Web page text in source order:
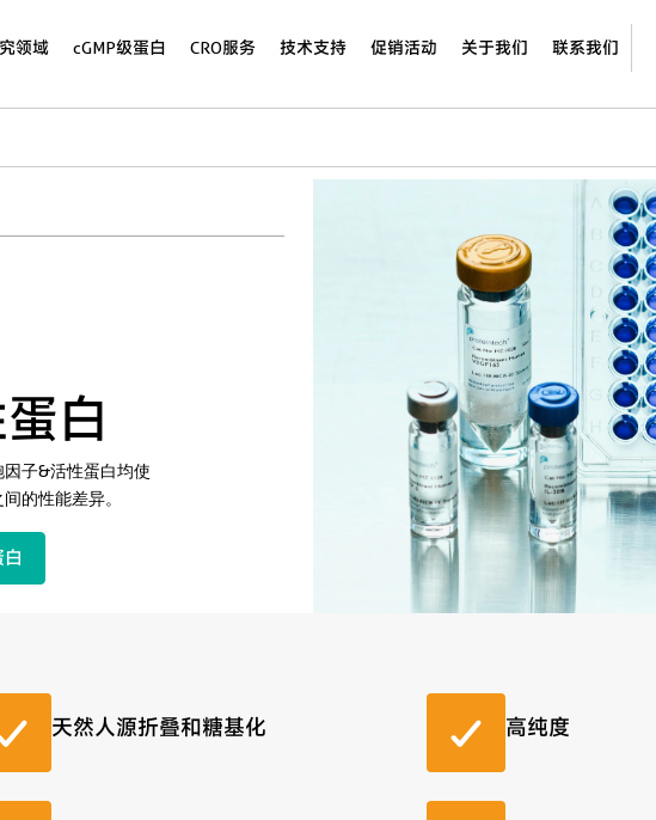
领域 cGMP级蛋白 CRO服务 技术支持 促销活动 关于我们 联系我们
白
子&活性蛋白均使
的性能差异。
天然人源折叠和糖基化 高纯度